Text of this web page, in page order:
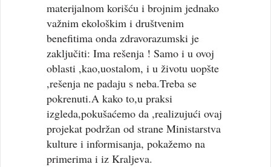
materijalnom korišću i brojnim jednako
važnim ekološkim i društvenim
benefitima onda zdravorazumski je
zaključiti: Ima rešenja ! Samo i u ovoj
oblasti ,kao,uostalom, i u životu uopšte
,rešenja ne padaju s neba.Treba se
pokrenuti.A kako to,u praksi
izgleda,pokušaćemo da ,realizujući ovaj
projekat podržan od strane Ministarstva
kulture i informisanja, pokažemo na
primerima i iz Kraljeva.